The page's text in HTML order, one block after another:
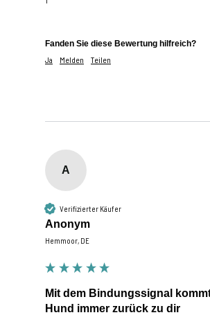
Fanden Sie diese Bewertung hilfreich?
Ja
Melden Teilen
A
Verifizierter Käufer
Anonym
Hemmoor, DE
Mit dem Bindungssignal
Hund immer zurück zu dir